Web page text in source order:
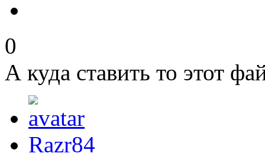
0
А куда ставить то этот
Razr84